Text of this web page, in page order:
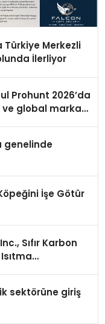
Türkiye Merkezli
İlerliyor
Prohunt 2026’da
ve global marka
genelinde
İşe Götür
Sıfır Karbon
sektörüne giriş